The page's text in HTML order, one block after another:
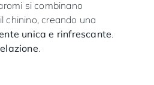
si combinano
chinino, creando una
unica e rinfrescante.
.